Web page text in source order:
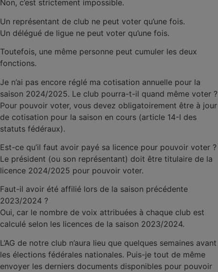
Non, c’est strictement impossible.
Un représentant de club ne peut voter qu’une fois.
Un délégué de ligue ne peut voter qu’une fois.
Toutefois, une même personne peut cumuler les deux
fonctions.
Je n’ai pas encore réglé ma cotisation annuelle pour la
saison 2024/2025. Le club pourra-t-il quand même voter ?
Pour pouvoir voter, vous devez obligatoirement être à jour
de cotisation pour la saison en cours (article 14-I des
statuts fédéraux).
Est-ce qu’il faut avoir payé sa licence pour pouvoir voter ?
Le président (ou son représentant) doit être titulaire de la
licence 2024/2025 pour pouvoir voter.
Faut-il avoir été affilié lors de la saison précédente
2023/2024 ?
Oui, car le nombre de voix attribuées à chaque club est
calculé selon les licences de la saison 2023/2024.
L’AG de notre club n’aura lieu que quelques semaines avant
les élections fédérales nationales. Puis-je tout de même
envoyer les derniers documents disponibles pour pouvoir